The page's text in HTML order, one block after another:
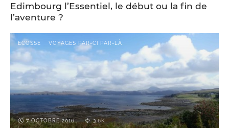
Edimbourg l’Essentiel, le début ou la fin de
l’aventure ?
ECOSSE VOYAGES PAR-CI PAR-LÀ
7 OCTOBRE 2016 3.6K